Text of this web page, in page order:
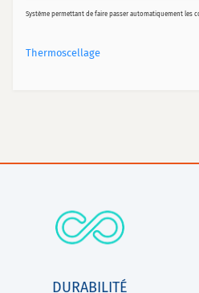
Système permettant de faire passer automatiquement les
Thermoscellage
DURABILITÉ